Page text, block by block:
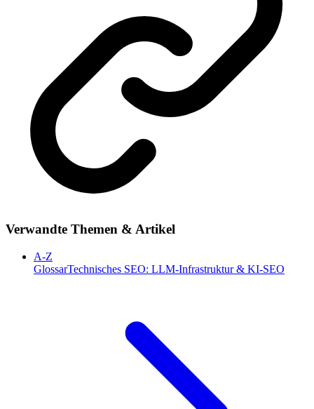
Verwandte Themen & Artikel
A-Z
GlossarTechnisches SEO: LLM-Infrastruktur & KI-SEO